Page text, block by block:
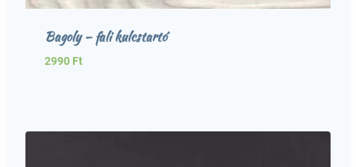
Bagoly – fali kulcstartó
2990 Ft